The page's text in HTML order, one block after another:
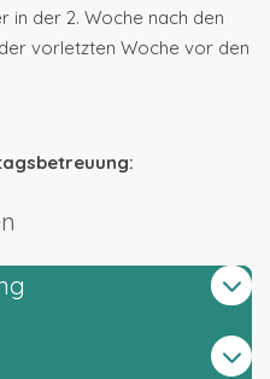
in der 2. Woche nach den
vorletzten Woche vor den